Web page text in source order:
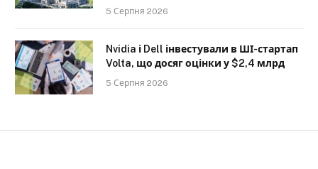
5 Серпня 2026
Nvidia і Dell інвестували в ШІ-стартап
Volta, що досяг оцінки у $2,4 млрд
5 Серпня 2026